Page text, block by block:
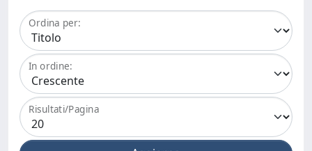
Ordina per:
In ordine:
Risultati/Pagina